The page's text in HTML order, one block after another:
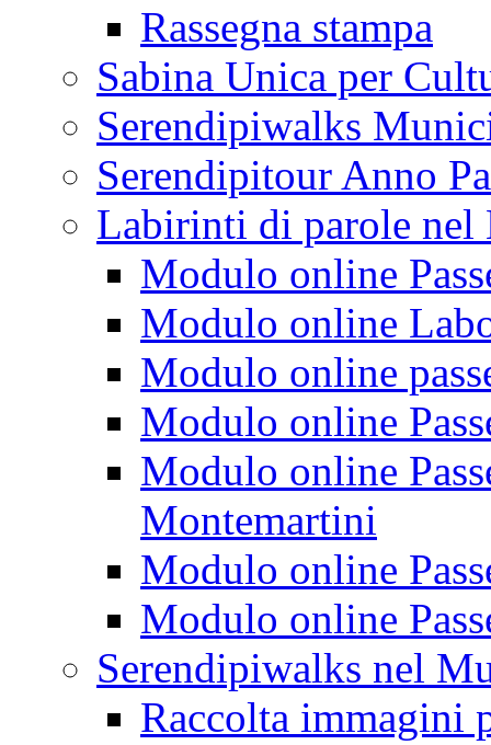
Rassegna stampa
Sabina Unica per
Serendipiwalks
Serendipitour Anno
Labirinti di parole
Modulo online
Modulo online
Modulo online
Modulo online
Modulo online
Montemartini
Modulo online
Modulo online
Serendipiwalks nel
Raccolta immagini